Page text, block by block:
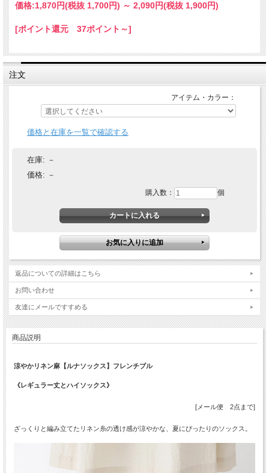
価格:1,870円(税抜 1,700円) ～ 2,090円(税抜 1,900円)
[ポイント還元 37ポイント～]
注文
アイテム・カラー：
価格と在庫を一覧で確認する
在庫: －
価格: －
購入数： 個
返品についての詳細はこちら
お問い合わせ
友達にメールですすめる
商品説明
涼やかリネン麻【ルナソックス】フレンチブル
《レギュラー丈とハイソックス》
[メール便 2点まで]
ざっくりと編み立てたリネン糸の透け感が涼やかな、夏にぴったりのソックス。